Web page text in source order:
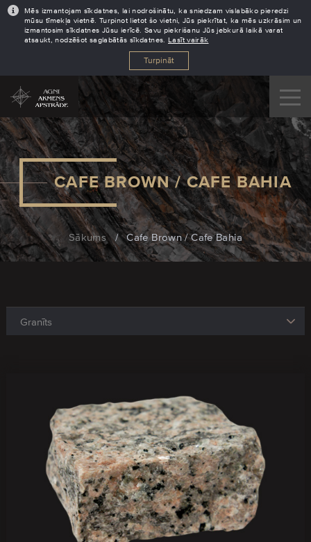
Mēs izmantojam sīkdatnes, lai nodrošinātu, ka sniedzam vislabāko pieredzi
mūsu tīmekļa vietnē. Turpinot lietot šo vietni, Jūs piekrītat, ka mēs uzkrāsim un
izmantosim sīkdatnes Jūsu ierīcē. Savu piekrišanu Jūs jebkurā laikā varat
atsaukt, nodzēšot saglabātās sīkdatnes. Lasīt vairāk
Turpināt
CAFE BROWN / CAFE BAHIA
Sākums / Cafe Brown / Cafe Bahia